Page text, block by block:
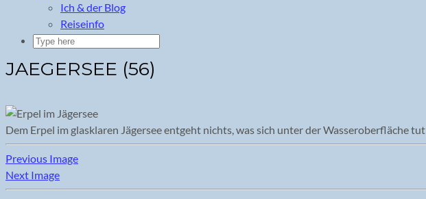
Ich & der Blog
Reiseinfo
JAEGERSEE (56)
Dem Erpel im glasklaren Jägersee entgeht nichts, was sich unter der Wasseroberfläche tut
Previous Image
Next Image